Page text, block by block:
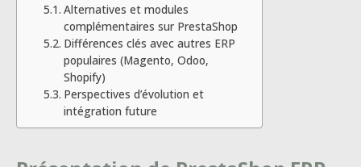
Alternatives et modules
complémentaires sur PrestaShop
Différences clés avec autres ERP
populaires (Magento, Odoo,
Shopify)
Perspectives d’évolution et
intégration future